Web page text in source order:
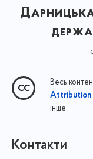
Весь
Attribution
інше
Контакти